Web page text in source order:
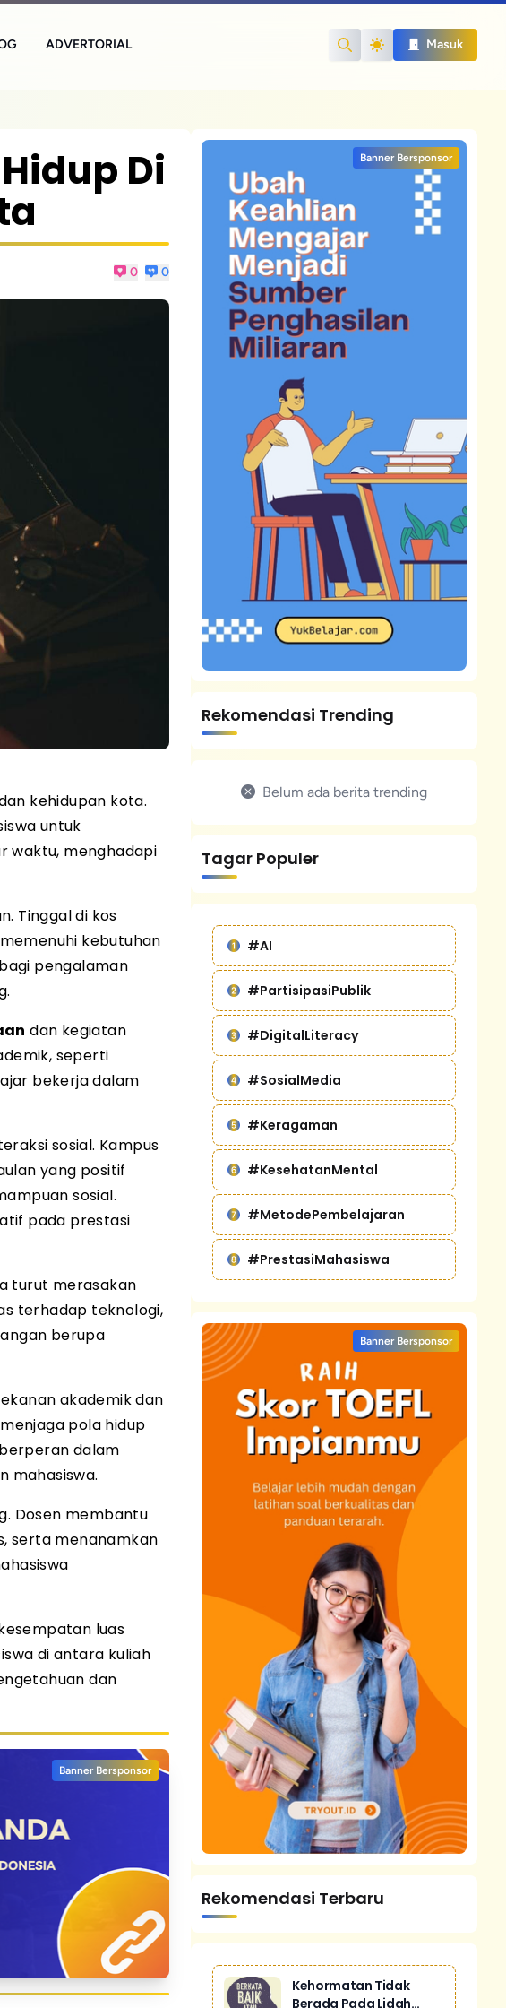
Search
Masuk
ADVERTORIAL
Di
0 0
kehidupan kota.
untuk
waktu, menghadapi
Tinggal di kos
kebutuhan
pengalaman
dan kegiatan
seperti
bekerja dalam
sosial. Kampus
yang positif
sosial.
pada prestasi
turut merasakan
terhadap teknologi,
berupa
akademik dan
pola hidup
dalam
mahasiswa.
Dosen membantu
serta menanamkan
luas
di antara kuliah
dan
Banner Bersponsor
Banner Bersponsor
Rekomendasi Trending
Belum ada berita trending
Tagar Populer
#AI
#PartisipasiPublik
#DigitalLiteracy
#SosialMedia
#Keragaman
#KesehatanMental
#MetodePembelajaran
#PrestasiMahasiswa
Banner Bersponsor
Rekomendasi Terbaru
Kehormatan Tidak
Berada Pada Lidah